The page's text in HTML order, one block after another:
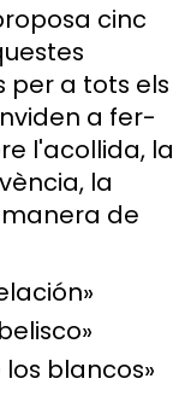
cinc
per a tots els
a fer-
l'acollida, la
la
de
los blancos»